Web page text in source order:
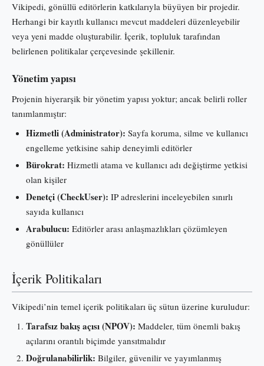
Vikipedi, gönüllü editörlerin katkılarıyla büyüyen bir projedir.
Herhangi bir kayıtlı kullanıcı mevcut maddeleri düzenleyebilir
veya yeni madde oluşturabilir. İçerik, topluluk tarafından
belirlenen politikalar çerçevesinde şekillenir.
Yönetim yapısı
Projenin hiyerarşik bir yönetim yapısı yoktur; ancak belirli roller
tanımlanmıştır:
Hizmetli (Administrator): Sayfa koruma, silme ve kullanıcı
engelleme yetkisine sahip deneyimli editörler
Bürokrat: Hizmetli atama ve kullanıcı adı değiştirme yetkisi
olan kişiler
Denetçi (CheckUser): IP adreslerini inceleyebilen sınırlı
sayıda kullanıcı
Arabulucu: Editörler arası anlaşmazlıkları çözümleyen
gönüllüler
İçerik Politikaları
Vikipedi’nin temel içerik politikaları üç sütun üzerine kuruludur:
Tarafsız bakış açısı (NPOV): Maddeler, tüm önemli bakış
açılarını orantılı biçimde yansıtmalıdır
Doğrulanabilirlik: Bilgiler, güvenilir ve yayımlanmış